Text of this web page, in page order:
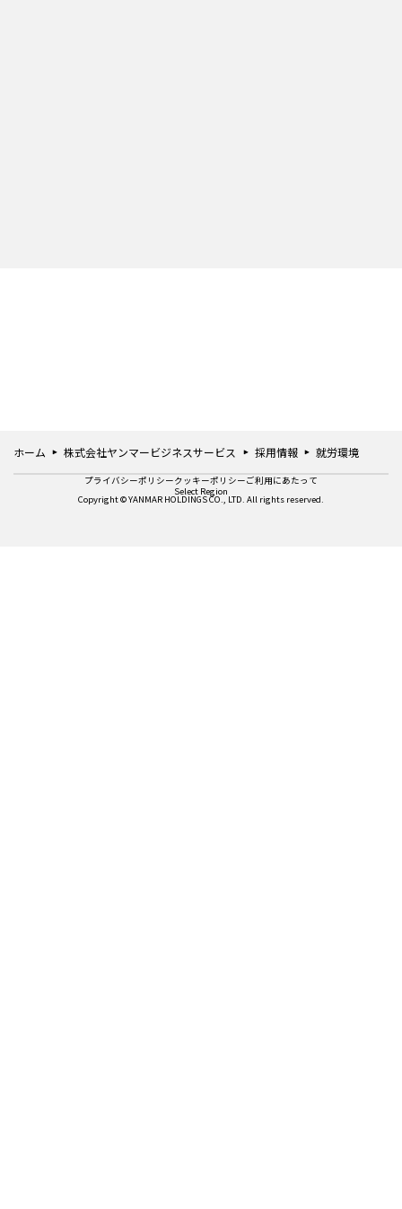
ホーム 株式会社ヤンマービジネスサービス 採用情報 就労環境
Copyright © YANMAR HOLDINGS CO., LTD. All rights reserved.
プライバシーポリシークッキーポリシーご利用にあたって
Select Region